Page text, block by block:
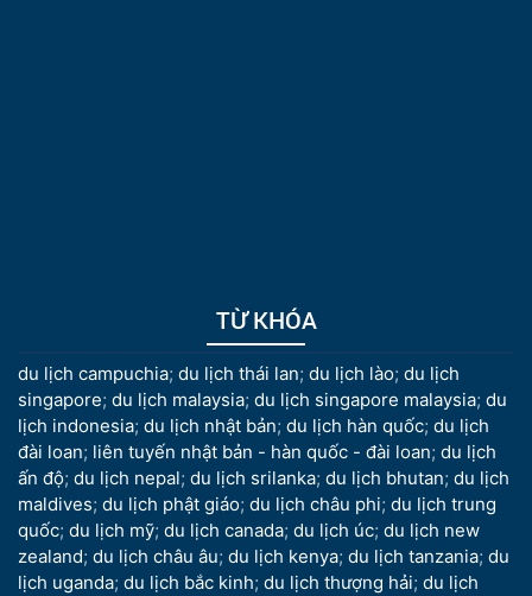
TỪ KHÓA
du lịch campuchia; du lịch thái lan; du lịch lào; du lịch
singapore; du lịch malaysia; du lịch singapore malaysia; du
lịch indonesia; du lịch nhật bản; du lịch hàn quốc; du lịch
đài loan; liên tuyến nhật bản - hàn quốc - đài loan; du lịch
ấn độ; du lịch nepal; du lịch srilanka; du lịch bhutan; du lịch
maldives; du lịch phật giáo; du lịch châu phi; du lịch trung
quốc; du lịch mỹ; du lịch canada; du lịch úc; du lịch new
zealand; du lịch châu âu; du lịch kenya; du lịch tanzania; du
lịch uganda; du lịch bắc kinh; du lịch thượng hải; du lịch